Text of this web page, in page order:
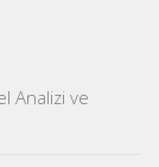
Analizi ve